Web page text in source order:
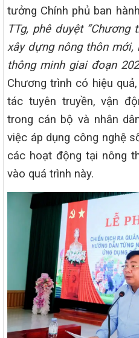
tưởng Chính phủ ban hành
TTg, phê duyệt
xây dựng nông thôn
thông minh giai đoạn
Chương trình có hiệu
tác tuyên truyền, vận
trong cán bộ và nhân
việc áp dụng công nghệ
các hoạt động tại nông
vào quá trình này.